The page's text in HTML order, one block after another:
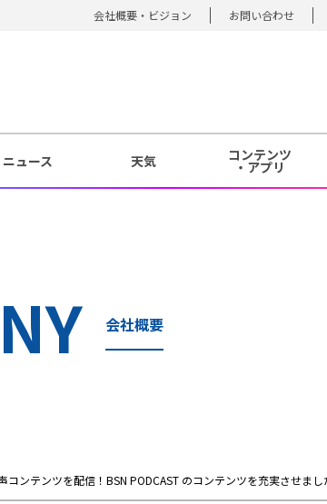
会社概要・ビジョン お問い合わせ
ニュース 天気 コンテンツ
・アプリ
会社概要
コンテンツを配信！BSN PODCAST のコンテンツを充実させま